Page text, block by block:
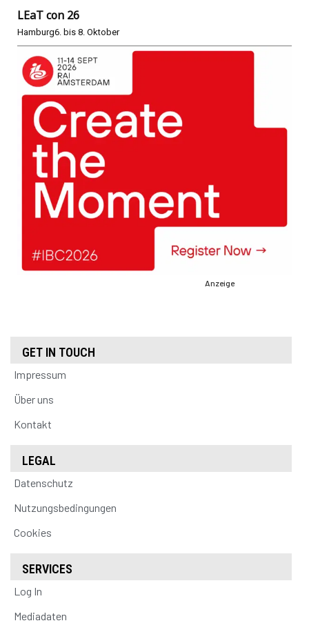
LEaT con 26
Hamburg6. bis 8. Oktober
Anzeige
GET IN TOUCH
Impressum
Über uns
Kontakt
LEGAL
Datenschutz
Nutzungsbedingungen
Cookies
SERVICES
Log In
Mediadaten